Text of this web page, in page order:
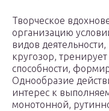
Творческое
организацию
видов
кругозор,
способности,
Однообразие
интерес к
монотонной,